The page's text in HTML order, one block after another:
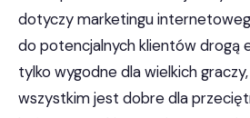
dotyczy marketingu
do potencjalnych klientów drogą
tylko wygodne dla wielkich
wszystkim jest dobre dla